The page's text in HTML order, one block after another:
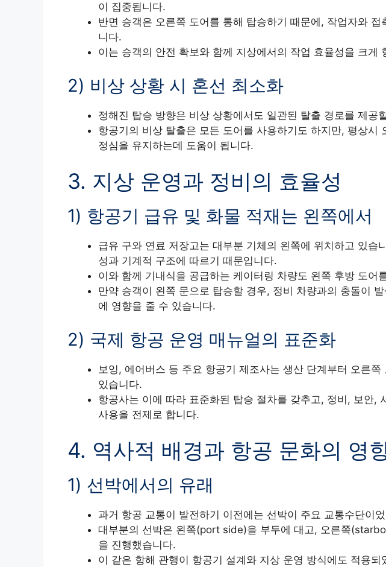
이 집중됩니다.
반면 승객은 오른쪽 도어를 통해 탑승하기 때문에, 작업자와
니다.
이는 승객의 안전 확보와 함께 지상에서의 작업 효율성을 크게
2) 비상 상황 시 혼선 최소화
정해진 탑승 방향은 비상 상황에서도 일관된 탈출 경로를 제공
항공기의 비상 탈출은 모든 도어를 사용하기도 하지만, 평상시
정심을 유지하는데 도움이 됩니다.
3. 지상 운영과 정비의 효율성
1) 항공기 급유 및 화물 적재는 왼쪽에서
급유 구와 연료 저장고는 대부분 기체의 왼쪽에 위치하고 있습
성과 기계적 구조에 따르기 때문입니다.
이와 함께 기내식을 공급하는 케이터링 차량도 왼쪽 후방 도어
만약 승객이 왼쪽 문으로 탑승할 경우, 정비 차량과의 충돌이
에 영향을 줄 수 있습니다.
2) 국제 항공 운영 매뉴얼의 표준화
보잉, 에어버스 등 주요 항공기 제조사는 생산 단계부터 오른쪽
있습니다.
항공사는 이에 따라 표준화된 탑승 절차를 갖추고, 정비, 보안,
사용을 전제로 합니다.
4. 역사적 배경과 항공 문화의 영
1) 선박에서의 유래
과거 항공 교통이 발전하기 이전에는 선박이 주요 교통수단이
대부분의 선박은 왼쪽(port side)을 부두에 대고, 오른쪽
을 진행했습니다.
이 같은 항해 관행이 항공기 설계와 지상 운영 방식에도 적용되